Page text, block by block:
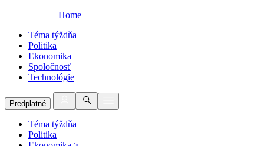
Home
Téma týždňa
Politika
Ekonomika
Spoločnosť
Technológie
Predplatné
Téma týždňa
Politika